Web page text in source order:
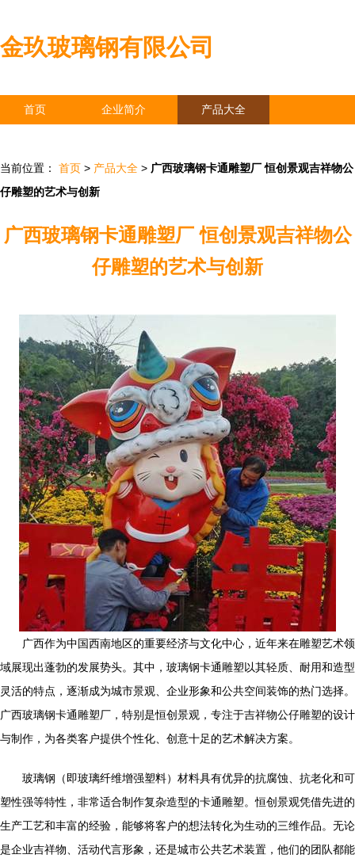
金玖玻璃钢有限公司
首页 企业简介 产品大全
当前位置： 首页 > 产品大全 > 广西玻璃钢卡通雕塑厂 恒创景观吉祥物公
仔雕塑的艺术与创新
广西玻璃钢卡通雕塑厂 恒创景观吉祥物公
仔雕塑的艺术与创新
广西作为中国西南地区的重要经济与文化中心，近年来在雕塑艺术领
域展现出蓬勃的发展势头。其中，玻璃钢卡通雕塑以其轻质、耐用和造型
灵活的特点，逐渐成为城市景观、企业形象和公共空间装饰的热门选择。
广西玻璃钢卡通雕塑厂，特别是恒创景观，专注于吉祥物公仔雕塑的设计
与制作，为各类客户提供个性化、创意十足的艺术解决方案。
玻璃钢（即玻璃纤维增强塑料）材料具有优异的抗腐蚀、抗老化和可
塑性强等特性，非常适合制作复杂造型的卡通雕塑。恒创景观凭借先进的
生产工艺和丰富的经验，能够将客户的想法转化为生动的三维作品。无论
是企业吉祥物、活动代言形象，还是城市公共艺术装置，他们的团队都能